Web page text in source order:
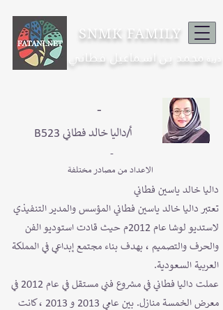
SNMK FAMILY
ذرية محمد بن اسماعيل فطاني
-
B523 أ/داليا خالد فطاني
-
الاعداد من مصادر مختلفة
داليا خالد ياسين فطاني
تعتبر داليا خالد ياسين فطاني المؤسس والمدير التنفيذي
لاستديو لوشا عام 2012م حيث قادت استوديو الفن
والحرف والتصميم ، بهدف بناء مجتمع إبداعي في المملكة
العربية السعودية.
عملت داليا فطاني في مشروع فني مستقل في عام 2012 في
معرض الخمسة منازل. بين عامي 2013 و 2013 ، كانت